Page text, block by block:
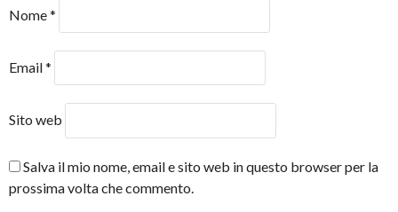
Nome*
Email*
Sito web
Salva il mio nome, email e sito web in questo browser per la
prossima volta che commento.